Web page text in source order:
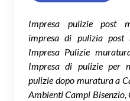
Impresa pulizie post
impresa di pulizia post
Impresa Pulizie
Impresa di pulizie per
pulizie dopo muratura a
Ambienti Campi Bisenzio,